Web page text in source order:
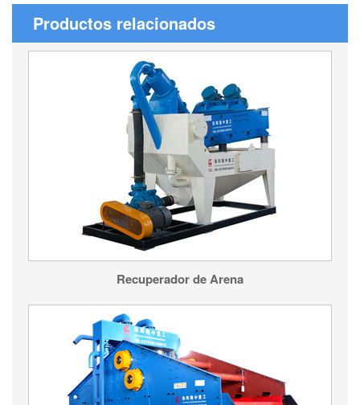
Productos relacionados
Recuperador de Arena